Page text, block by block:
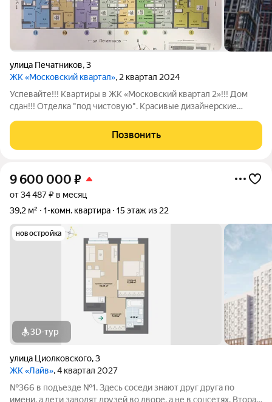
улица Печатников,3
ЖК «Московский квартал», 2 квартал 2024
Успевайте!!! Квартиры в ЖК «Московский квартал 2»!!! Дом
сдан!!! Отделка "под чистовую". Красивые дизайнерские
круглосуточная охрана, видеонаблюдение. Большая и
закрытая территория двора с детскими
Позвонить
9 600 000 ₽
от 34 487 ₽ в месяц
39,2 м²
1-комн. квартира 15 этаж из 22
новостройка
3D-тур
улица Циолковского,3
ЖК «Лайв», 4 квартал 2027
№366 в подъезде №1. Здесь соседи знают друг друга по
имени, а дети заводят друзей во дворе, а не в соцсетях. Вторая